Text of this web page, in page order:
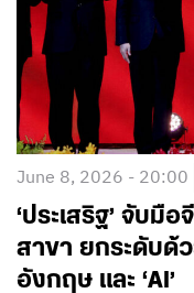
June 8, 2026 - 20:00
‘ประเสริฐ’ จับมื
สาขา ยกระดับด้
อังกฤษ และ ‘AI’